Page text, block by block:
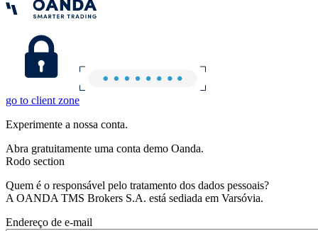
go to client zone
Experimente a nossa conta.
Abra gratuitamente uma conta demo Oanda.
Rodo section
Quem é o responsável pelo tratamento dos dados pessoais?
A OANDA TMS Brokers S.A. está sediada em Varsóvia.
Endereço de e-mail